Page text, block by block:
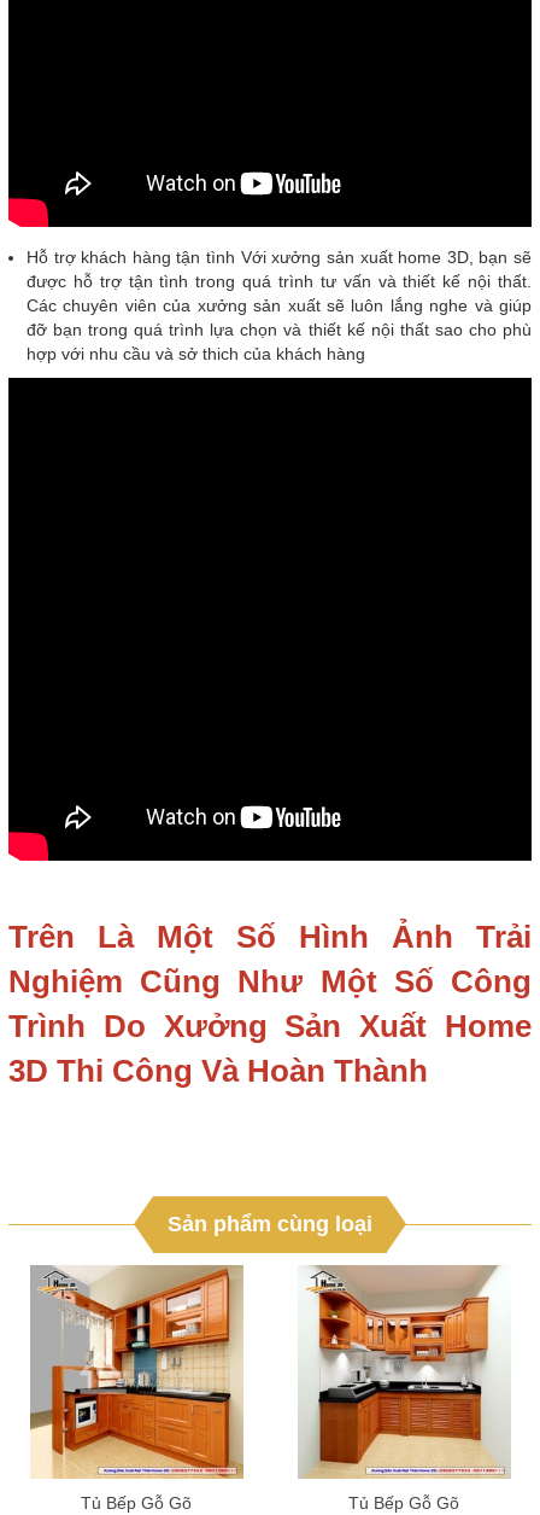
Hỗ trợ khách hàng tận tình Với xưởng sản xuất home 3D, bạn sẽ
được hỗ trợ tận tình trong quá trình tư vấn và thiết kế nội thất.
Các chuyên viên của xưởng sản xuất sẽ luôn lắng nghe và giúp
đỡ bạn trong quá trình lựa chọn và thiết kế nội thất sao cho phù
hợp với nhu cầu và sở thich của khách hàng
Trên Là Một Số Hình Ảnh Trải
Nghiệm Cũng Như Một Số Công
Trình Do Xưởng Sản Xuất Home
3D Thi Công Và Hoàn Thành
Sản phẩm cùng loại
Tủ Bếp Gỗ Gõ Tủ Bếp Gỗ Gõ